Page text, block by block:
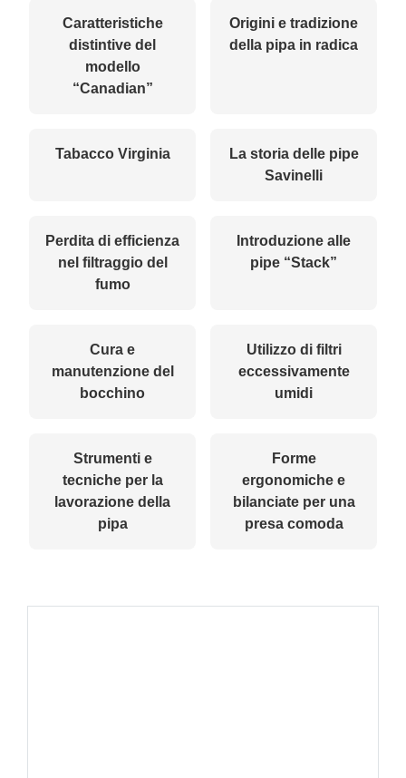
Caratteristiche
distintive del
modello
“Canadian”
Origini e tradizione
della pipa in radica
Tabacco Virginia
La storia delle pipe
Savinelli
Perdita di efficienza
nel filtraggio del
fumo
Introduzione alle
pipe “Stack”
Cura e
manutenzione del
bocchino
Utilizzo di filtri
eccessivamente
umidi
Strumenti e
tecniche per la
lavorazione della
pipa
Forme
ergonomiche e
bilanciate per una
presa comoda